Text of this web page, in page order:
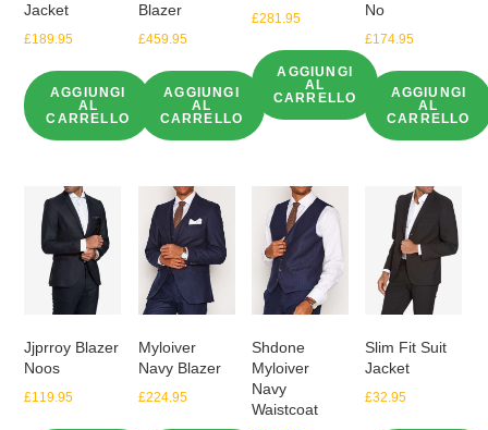
Jacket
£189.95
AGGIUNGI
AL
CARRELLO
Blazer
£459.95
AGGIUNGI
AL
CARRELLO
£281.95
AGGIUNGI
AL
CARRELLO
No
£174.95
AGGIUNGI
AL
CARRELLO
Jjprroy Blazer
Noos
£119.95
Myloiver
Navy Blazer
£224.95
Shdone
Myloiver
Navy
Waistcoat
Slim Fit Suit
Jacket
£32.95